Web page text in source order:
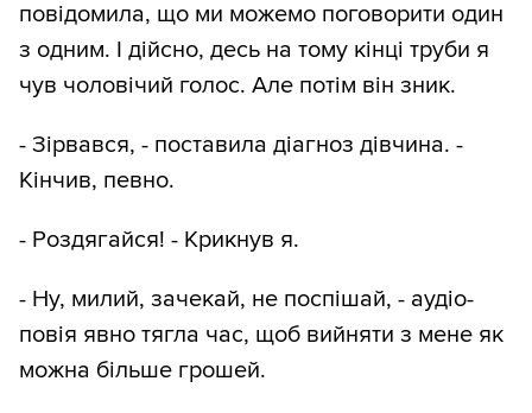
повідомила, що ми можемо поговорити один
з одним. І дійсно, десь на тому кінці труби я
чув чоловічий голос. Але потім він зник.
- Зірвався, - поставила діагноз дівчина. -
Кінчив, певно.
- Роздягайся! - Крикнув я.
- Ну, милий, зачекай, не поспішай, - аудіо-
повія явно тягла час, щоб вийняти з мене як
можна більше грошей.